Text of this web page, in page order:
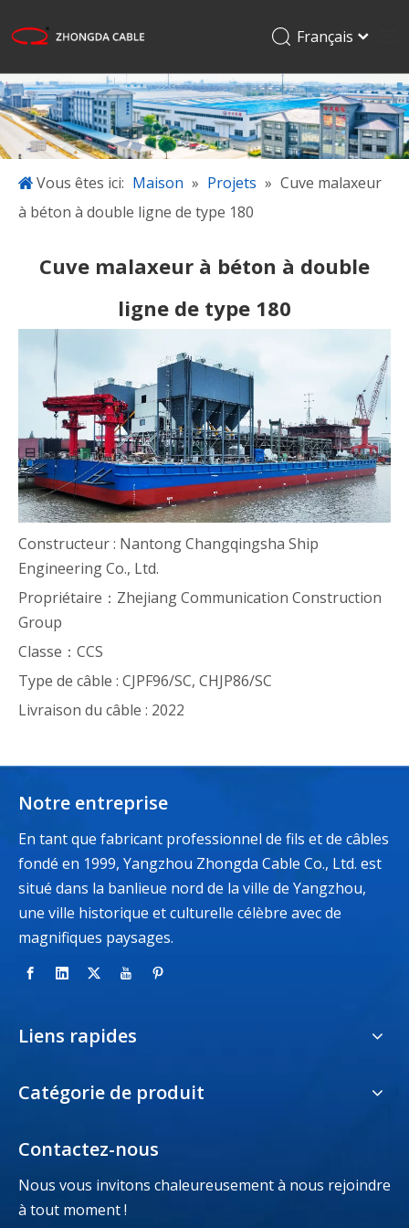
Maison
Produits
Applications
À propos de nous
Blogue
Contactez-nous
Français
Pусский
Español
日本語
Vous êtes ici: Maison » Projets » Cuve malaxeur
à béton à double ligne de type 180
Cuve malaxeur à béton à double
ligne de type 180
Constructeur : Nantong Changqingsha Ship
Engineering Co., Ltd.
Propriétaire：Zhejiang Communication Construction
Group
Classe：CCS
Type de câble : CJPF96/SC, CHJP86/SC
Livraison du câble : 2022
Notre entreprise
En tant que fabricant professionnel de fils et de câbles
fondé en 1999, Yangzhou Zhongda Cable Co., Ltd. est
situé dans la banlieue nord de la ville de Yangzhou,
une ville historique et culturelle célèbre avec de
magnifiques paysages.
Liens rapides
Catégorie de produit
Contactez-nous
Nous vous invitons chaleureusement à nous rejoindre
à tout moment !